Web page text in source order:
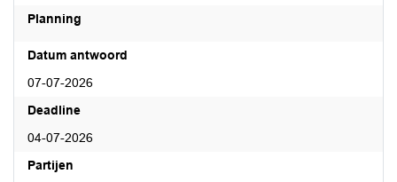
Planning
Datum antwoord
07-07-2026
Deadline
04-07-2026
Partijen